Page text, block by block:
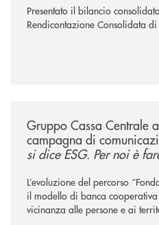
Presentato il bilancio
Rendicontazione Consolidata
Gruppo Cassa Centrale
campagna di
si dice ESG. Per noi è
L’evoluzione del percorso
il modello di banca
vicinanza alle persone e ai